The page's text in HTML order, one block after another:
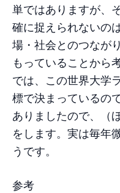
単ではありますが、
確に捉えられないの
場・社会とのつなが
もっていることから
では、この世界大学
標で決まっているの
ありましたので、（
をします。実は毎年
うです。
参考